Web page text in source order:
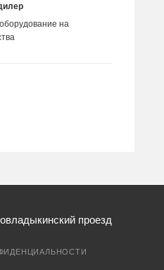
на
проезд